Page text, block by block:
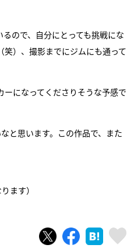
ので、自分にとっても挑戦にな
）、撮影までにジムにも通って
になってくださりそうな予感で
と思います。この作品で、また
ます）
ツイートシェア はてブ